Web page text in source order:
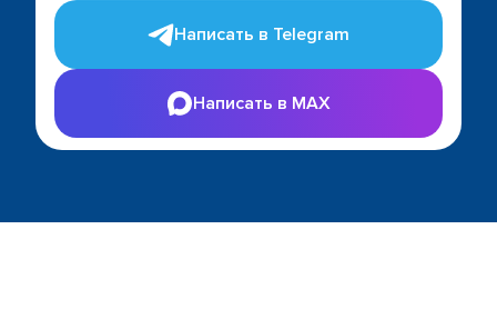
Написать в Telegram
Написать в MAX